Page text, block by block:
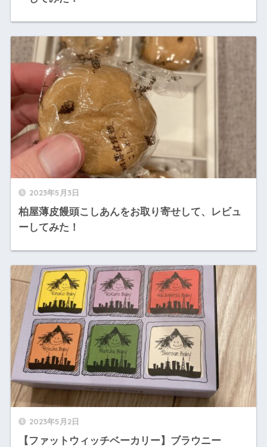
2023年5月3日
柏屋薄皮饅頭こしあんをお取り寄せして、レビュ
ーしてみた！
2023年5月2日
【ファットウィッチベーカリー】ブラウニー